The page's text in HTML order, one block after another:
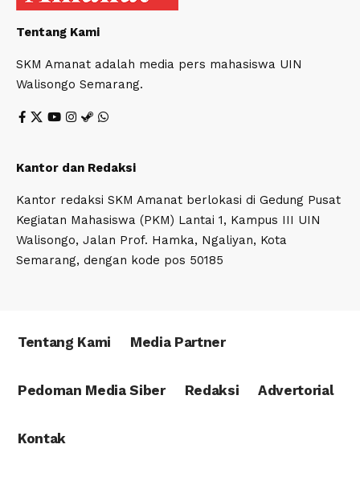
Tentang Kami
SKM Amanat adalah media pers mahasiswa UIN
Walisongo Semarang.
Kantor dan Redaksi
Kantor redaksi SKM Amanat berlokasi di Gedung Pusat
Kegiatan Mahasiswa (PKM) Lantai 1, Kampus III UIN
Walisongo, Jalan Prof. Hamka, Ngaliyan, Kota
Semarang, dengan kode pos 50185
Tentang Kami Media Partner
Pedoman Media Siber Redaksi Advertorial
Kontak